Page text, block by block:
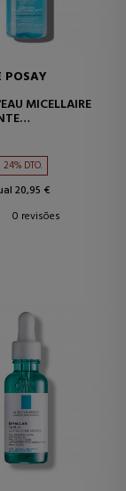
POSAY
MICELLAIRE
ESPUMANTE
24% DTO.
20,95 €
0 revisões